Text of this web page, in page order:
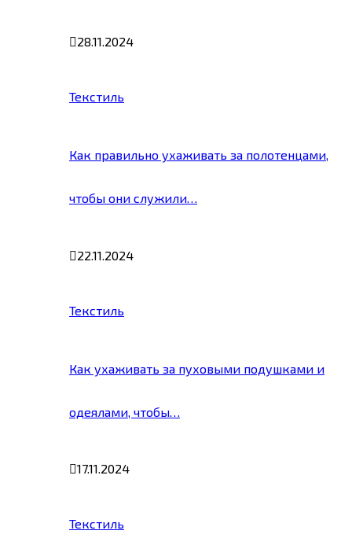
28.11.2024
Текстиль
Как правильно ухаживать за полотенцами,
чтобы они служили…
22.11.2024
Текстиль
Как ухаживать за пуховыми подушками и
одеялами, чтобы…
17.11.2024
Текстиль